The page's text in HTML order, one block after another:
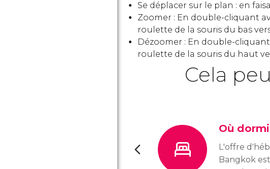
Se déplacer sur le plan : en
Zoomer : En double-cliquant
roulette de la souris du bas
Dézoomer : En double-
roulette de la souris du haut
Cela
Où
L'offre
Bangkok